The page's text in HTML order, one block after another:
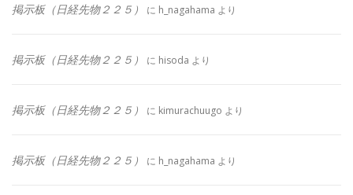
掲示板（日経先物２２５） に h_nagahama より
掲示板（日経先物２２５） に hisoda より
掲示板（日経先物２２５） に kimurachuugo より
掲示板（日経先物２２５） に h_nagahama より